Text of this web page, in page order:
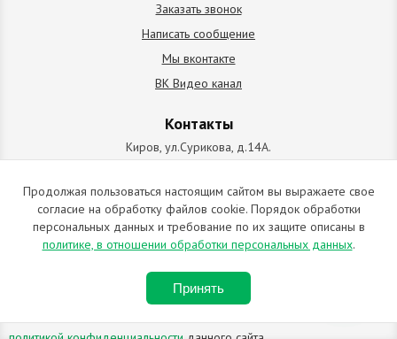
Заказать звонок
Написать сообщение
Мы вконтакте
ВК Видео канал
Контакты
Киров, ул.Сурикова, д.14А.
схема проезда
+7 (912) 827-92-55
ИП Позолотин Евгений Валерьевич
ИНН 434537218055 / ОГРН ИП 309434505600123 от 25.02.2009
2009-2026 © Все права защищены. Копирование материалов
запрещено. Отправляя любую форму на сайте, вы соглашаетесь с
Продолжая пользоваться настоящим сайтом вы выражаете свое
согласие на обработку файлов cookie. Порядок обработки
персональных данных и требование по их защите описаны в
политике, в отношении обработки персональных данных.
Принять